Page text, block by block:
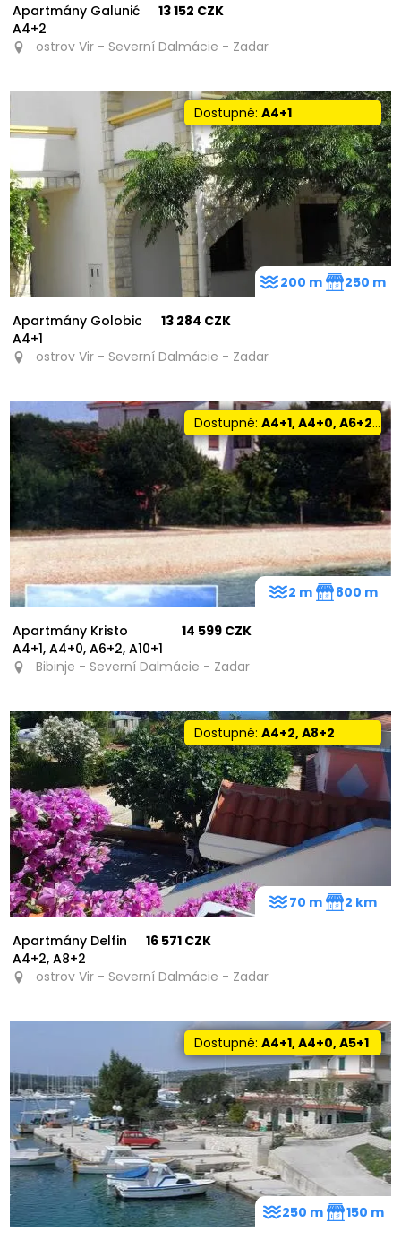
Apartmány Galunić
A4+2
13 152 CZK
ostrov Vir - Severní Dalmácie - Zadar
Dostupné:A4+1
Apartmány Golobic
A4+1
13 284 CZK
ostrov Vir - Severní Dalmácie - Zadar
200 m 250 m
Dostupné:A4+1, A4+0, A6+2, A10+1
Apartmány Kristo
A4+1, A4+0, A6+2, A10+1
14 599 CZK
Bibinje - Severní Dalmácie - Zadar
2 m 800 m
Dostupné:A4+2, A8+2
Apartmány Delfin
A4+2, A8+2
16 571 CZK
ostrov Vir - Severní Dalmácie - Zadar
70 m 2 km
Dostupné:A4+1, A4+0, A5+1
250 m 150 m